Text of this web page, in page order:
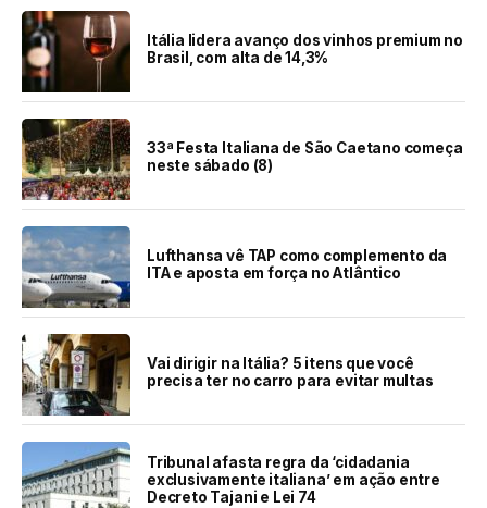
Itália lidera avanço dos vinhos premium no
Brasil, com alta de 14,3%
33ª Festa Italiana de São Caetano começa
neste sábado (8)
Lufthansa vê TAP como complemento da
ITA e aposta em força no Atlântico
Vai dirigir na Itália? 5 itens que você
precisa ter no carro para evitar multas
Tribunal afasta regra da ‘cidadania
exclusivamente italiana’ em ação entre
Decreto Tajani e Lei 74